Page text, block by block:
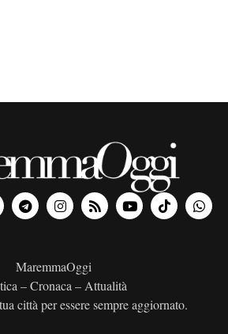
MaremmaOggi
– Cronaca – Attualità
città per essere sempre aggiornato.